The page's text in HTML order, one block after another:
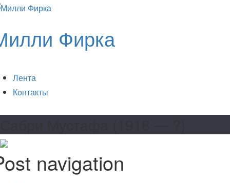
Фирка
Лента
Контакты
navigation